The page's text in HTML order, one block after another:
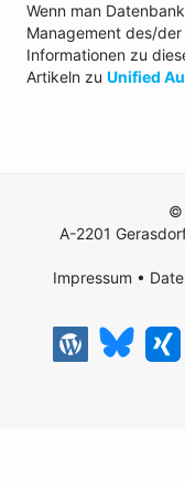
Wenn man
Management des/
Informationen zu
Artikeln zu Unified
©
A-2201
Impressum •